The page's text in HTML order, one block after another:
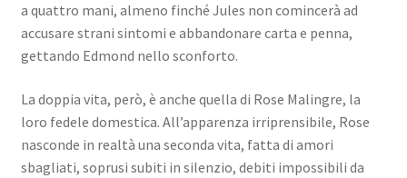
a quattro mani, almeno finché Jules non comincerà ad
accusare strani sintomi e abbandonare carta e penna,
gettando Edmond nello sconforto.
La doppia vita, però, è anche quella di Rose Malingre, la
loro fedele domestica. All’apparenza irriprensibile, Rose
nasconde in realtà una seconda vita, fatta di amori
sbagliati, soprusi subiti in silenzio, debiti impossibili da